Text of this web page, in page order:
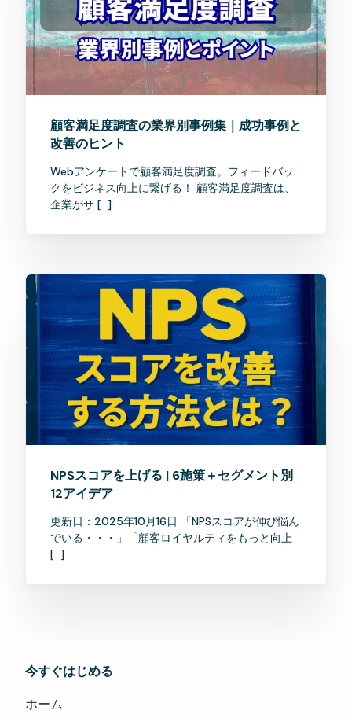
顧客満足度調査の業界別事例集｜成功事例と
改善のヒント
Webアンケートで顧客満足度調査。フィードバッ
クをビジネス向上に繋げる！ 顧客満足度調査は、
企業がサ […]
NPSスコアを上げる | 6施策＋セグメント別
12アイデア
更新日：2025年10月16日 「NPSスコアが伸び悩ん
でいる・・・」「顧客ロイヤルティをもっと向上
[…]
今すぐはじめる
ホーム